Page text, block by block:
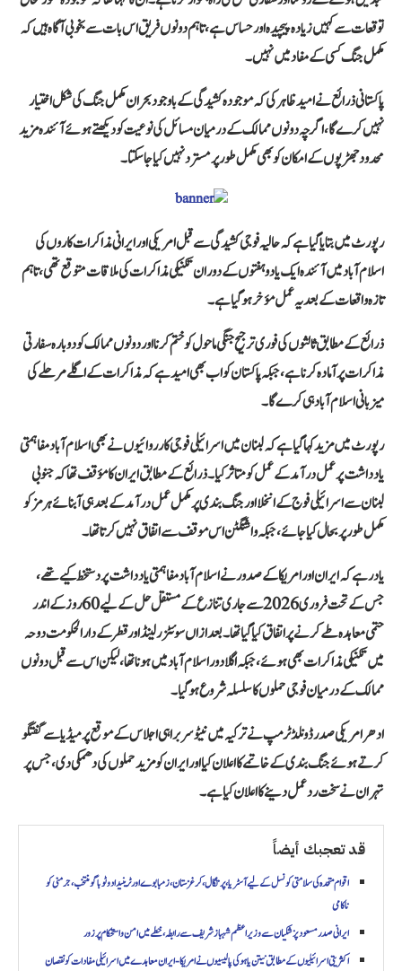
توقعات سے کہیں زیادہ پیچیدہ اور حساس ہے، تاہم دونوں فریق اس بات سے بخوبی آگاہ ہیں کہ
مکمل جنگ کسی کے مفاد میں نہیں۔
پاکستانی ذرائع نے امید ظاہر کی کہ موجودہ کشیدگی کے باوجود بحران مکمل جنگ کی شکل اختیار
نہیں کرے گا، اگرچہ دونوں ممالک کے درمیان مسائل کی نوعیت کو دیکھتے ہوئے آئندہ مزید
محدود جھڑپوں کے امکان کو بھی مکمل طور پر مسترد نہیں کیا جا سکتا۔
رپورٹ میں بتایا گیا ہے کہ حالیہ فوجی کشیدگی سے قبل امریکی اور ایرانی مذاکرات کاروں کی
اسلام آباد میں آئندہ ایک یا دو ہفتوں کے دوران تکنیکی مذاکرات کی ملاقات متوقع تھی، تاہم
تازہ واقعات کے بعد یہ عمل مؤخر ہو گیا ہے۔
ذرائع کے مطابق ثالثوں کی فوری ترجیح جنگی ماحول کو ختم کرنا اور دونوں ممالک کو دوبارہ سفارتی
مذاکرات پر آمادہ کرنا ہے، جبکہ پاکستان کو اب بھی امید ہے کہ مذاکرات کے اگلے مرحلے کی
میزبانی اسلام آباد ہی کرے گا۔
رپورٹ میں مزید کہا گیا ہے کہ لبنان میں اسرائیلی فوجی کارروائیوں نے بھی اسلام آباد مفاہمتی
یادداشت پر عمل درآمد کے عمل کو متاثر کیا۔ ذرائع کے مطابق ایران کا مؤقف تھا کہ جنوبی
لبنان سے اسرائیلی فوج کے انخلا اور جنگ بندی پر مکمل عمل درآمد کے بعد ہی آبنائے ہرمز کو
مکمل طور پر بحال کیا جائے، جبکہ واشنگٹن اس موقف سے اتفاق نہیں کرتا تھا۔
یاد رہے کہ ایران اور امریکا کے صدور نے اسلام آباد مفاہمتی یادداشت پر دستخط کیے تھے،
جس کے تحت فروری 2026 سے جاری تنازع کے مستقل حل کے لیے 60 روز کے اندر
حتمی معاہدہ طے کرنے پر اتفاق کیا گیا تھا۔ بعد ازاں سوئٹزرلینڈ اور قطر کے دارالحکومت دوحہ
میں تکنیکی مذاکرات بھی ہوئے، جبکہ اگلا دور اسلام آباد میں ہونا تھا، لیکن اس سے قبل دونوں
ممالک کے درمیان فوجی حملوں کا سلسلہ شروع ہو گیا۔
ادھر امریکی صدر ڈونلڈ ٹرمپ نے ترکیہ میں نیٹو سربراہی اجلاس کے موقع پر میڈیا سے گفتگو
کرتے ہوئے جنگ بندی کے خاتمے کا اعلان کیا اور ایران کو مزید حملوں کی دھمکی دی، جس پر
تہران نے سخت ردعمل دینے کا اعلان کیا ہے۔
قد تعجبك أيضاً
اقوام متحدہ کی سلامتی کونسل کے لیے آسٹریا، پرتگال، کرغزستان، زمبابوے اور ٹرینیداد و ٹوباگو منتخب، جرمنی کو
ناکامی
ایرانی صدر مسعود پزشکیان سے وزیراعظم شہباز شریف سے رابطہ، خطے میں امن و استحکام پر زور
اکثریتی اسرائیلیوں کے مطابق نیتن یاہو کی پالیسیوں نے امریکا-ایران معاہدے میں اسرائیلی مفادات کو نقصان